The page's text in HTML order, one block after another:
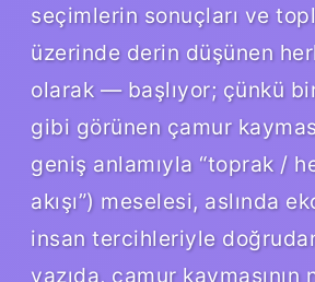
seçimlerin sonuçları ve
üzerinde derin düşünen
olarak — başlıyor; çünkü
gibi görünen çamur
geniş anlamıyla “toprak /
akışı”) meselesi, aslında
insan tercihleriyle
yazıda, çamur kaymasının